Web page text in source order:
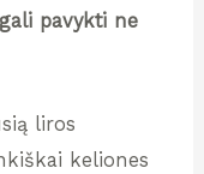
pavykti ne
liros
keliones